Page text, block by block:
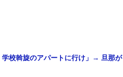
校斡旋のアパートに行け」→ 旦那が